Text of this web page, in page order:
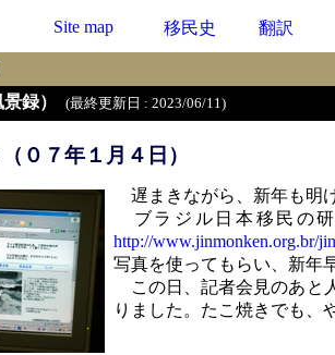
Site map 移民史 翻訳
録）
(最終更新日 : 2023/06/11)
０７年１月４日）
遅まきながら、新年も明
ブラジル日本移民の
http://www.jinmonken.org.br/
写真を使ってもらい、新年
この日、記者会見のあと
りました。たこ焼きでも、